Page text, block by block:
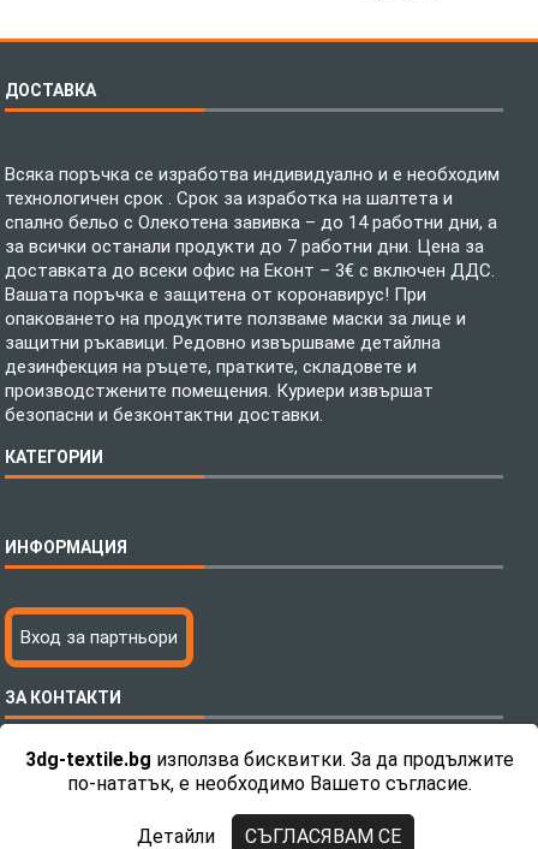
3dg-textile.bg използва бисквитки. За да продължите
по-нататък, е необходимо Вашето съгласие.
Детайли СЪГЛАСЯВАМ СЕ
ДОСТАВКА
Всяка поръчка се изработва индивидуално и е необходим
технологичен срок . Срок за изработка на шалтета и
спално бельо с Олекотена завивка – до 14 работни дни, а
за всички останали продукти до 7 работни дни. Цена за
доставката до всеки офис на Еконт – 3€ с включен ДДС.
Вашата поръчка е защитена от коронавирус! При
опаковането на продуктите ползваме маски за лице и
защитни ръкавици. Редовно извършваме детайлна
дезинфекция на ръцете, пратките, складовете и
производстжените помещения. Куриери извършат
безопасни и безконтактни доставки.
КАТЕГОРИИ
Бебешки спални комплекти
Тениски с пълноцветен печат
Хавлиени кърпи
Пончо за водни спортове
Микрофибърни Велурени Кърпи
Детски пончота
ИНФОРМАЦИЯ
Технология на печатане
Файлове за печат
Как да поръчам?
С какво сме различни?
Контакти
Вход за партньори
ЗА КОНТАКТИ
Телефон:0892 26 04 34 / 0896 57 42 42